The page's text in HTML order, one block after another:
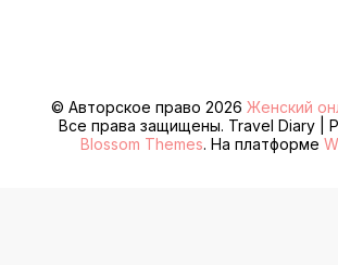
© Авторское право 2026 Женский
Все права защищены. Travel Diary |
Blossom Themes. На платформе